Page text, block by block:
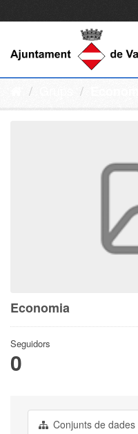
Economia
Seguidors
0
Conjunts de dades